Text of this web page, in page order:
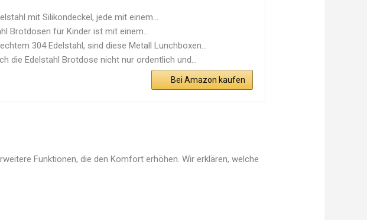
mit Silikondeckel, jede mit einem...
Brotdosen für Kinder ist mit einem...
304 Edelstahl, sind diese Metall Lunchboxen...
die Edelstahl Brotdose nicht nur ordentlich und...
Bei Amazon kaufen
Funktionen, die den Komfort erhöhen. Wir erklären, welche